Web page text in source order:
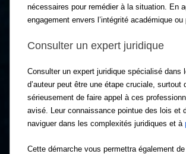
nécessaires pour remédier à la situation. En
engagement envers l’intégrité académique
Consulter un expert juridique
Consulter un expert juridique spécialisé
d’auteur peut être une étape cruciale,
sérieusement de faire appel à ces
avisé. Leur connaissance pointue des lois et
naviguer dans les complexités juridiques et à
Cette démarche vous permettra également